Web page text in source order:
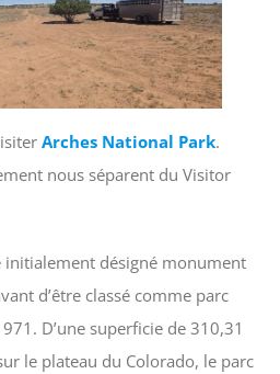
Arches National Park.
nous séparent du Visitor
initialement désigné monument
d’être classé comme parc
D’une superficie de 310,31
le plateau du Colorado, le parc